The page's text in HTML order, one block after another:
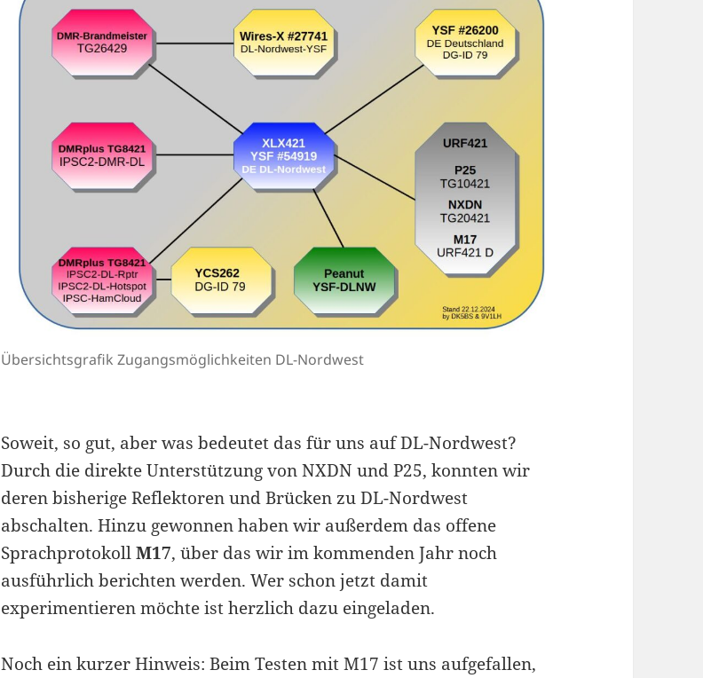
Übersichtsgrafik Zugangsmöglichkeiten DL-Nordwest
Soweit, so gut, aber was bedeutet das für uns auf DL-Nordwest?
Durch die direkte Unterstützung von NXDN und P25, konnten wir
deren bisherige Reflektoren und Brücken zu DL-Nordwest
abschalten. Hinzu gewonnen haben wir außerdem das offene
SprachprotokollM17, über das wir im kommenden Jahr noch
ausführlich berichten werden. Wer schon jetzt damit
experimentieren möchte ist herzlich dazu eingeladen.
Noch ein kurzer Hinweis: Beim Testen mit M17 ist uns aufgefallen,